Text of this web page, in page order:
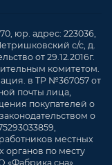
юр. адрес: 223036,
с/с, д.
от 29.12.2016г.
комитетом.
в ТР №367057 от
почты лица,
покупателей о
о
местных
органов по месту
«Фабрика сна»,